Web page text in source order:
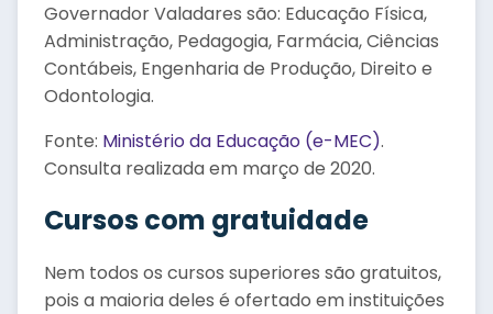
Governador Valadares são: Educação Física,
Administração, Pedagogia, Farmácia, Ciências
Contábeis, Engenharia de Produção, Direito e
Odontologia.
Fonte: Ministério da Educação (e-MEC).
Consulta realizada em março de 2020.
Cursos com gratuidade
Nem todos os cursos superiores são gratuitos,
pois a maioria deles é ofertado em instituições